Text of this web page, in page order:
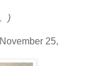
)
25,